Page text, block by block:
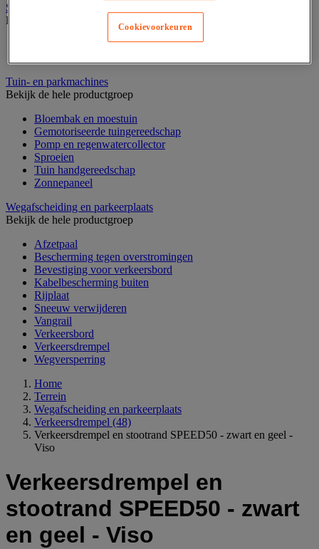
Stedelijke overkapping
Bekijk de hele productgroep
Overkapping multifunctioneel en voor tweewielers
Tuin- en parkmachines
Bekijk de hele productgroep
Bloembak en moestuin
Gemotoriseerde tuingereedschap
Pomp en regenwatercollector
Sproeien
Tuin handgereedschap
Zonnepaneel
Wegafscheiding en parkeerplaats
Bekijk de hele productgroep
Afzetpaal
Bescherming tegen overstromingen
Bevestiging voor verkeersbord
Kabelbescherming buiten
Rijplaat
Sneeuw verwijderen
Vangrail
Verkeersbord
Verkeersdrempel
Wegversperring
Home
Terrein
Wegafscheiding en parkeerplaats
Verkeersdrempel (48)
Verkeersdrempel en stootrand SPEED50 - zwart en geel -
Viso
Verkeersdrempel en
stootrand SPEED50 - zwart
en geel - Viso
Cookievoorkeuren